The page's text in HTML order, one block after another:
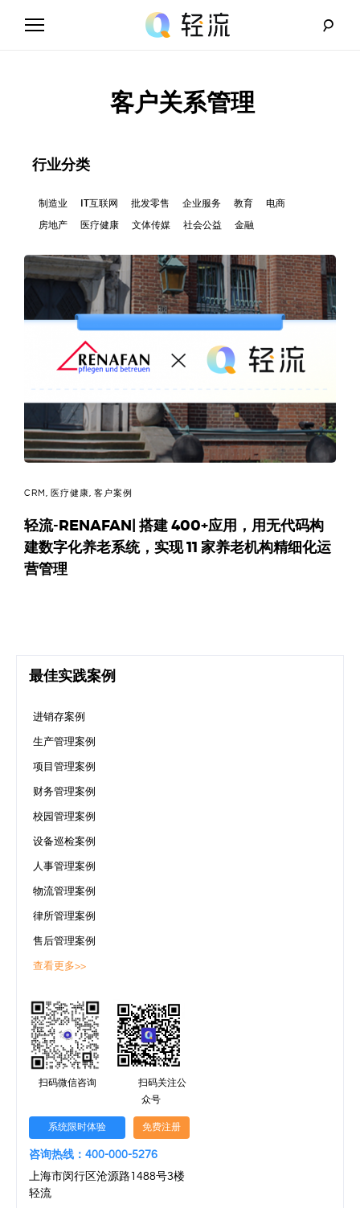
A
I
无
代
码
解
决
方
案
_
低
代
零
代
码
案
例
白
皮
书
客户关系管理
行业分类
制造业 IT互联网 批发零售 企业服务 教育
电商
房地产
医疗健康 文体传媒 社会公益 金融
CRM, 医疗健康, 客户案例
轻流-RENAFAN| 搭建 400+应用，用无代码构
建数字化养老系统，实现 11 家养老机构精细化运
营管理
最佳实践案例
进销存案例
生产管理案例
项目管理案例
财务管理案例
校园管理案例
设备巡检案例
人事管理案例
物流管理案例
律所管理案例
售后管理案例
查看更多>>
扫码微信咨询
扫码关注公
众号
系统限时体验 免费注册
咨询热线：400-000-5276
上海市闵行区沧源路1488号3楼
轻流